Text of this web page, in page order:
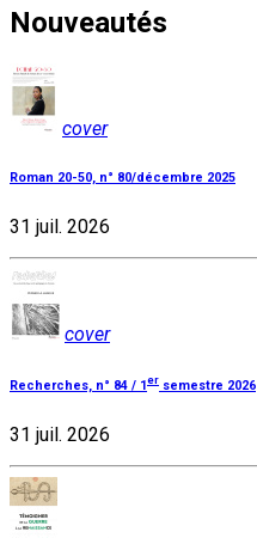
Nouveautés
cover
Roman 20-50, n° 80/décembre 2025
31 juil. 2026
cover
Recherches, n° 84 / 1 er semestre 2026
31 juil. 2026